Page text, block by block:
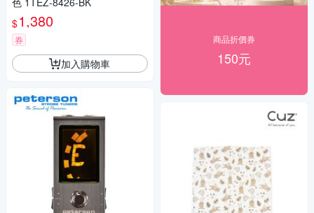
$1,380
券
加入購物車
商品折價券
150元